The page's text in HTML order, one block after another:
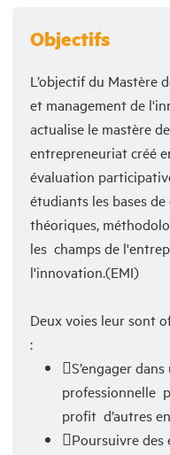
Objectifs
L’objectif du Mastère
et management de
actualise le mastère
entrepreneuriat créé
évaluation
étudiants les bases
théoriques,
les champs de
l'innovation.(EMI)
Deux voies leur sont
:
S’engager
professionnelle
profit d’autres
Poursuivre des